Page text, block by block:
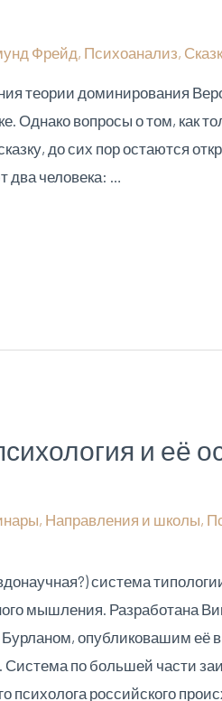
Фрейд, Психоанализ,
теории доминирования
Однако вопросы о том, как
до сих пор остаются
человека: …
и её
, Направления и школы,
система
мышления. Разработана
опубликовашим её в
по большей части
психолога российского